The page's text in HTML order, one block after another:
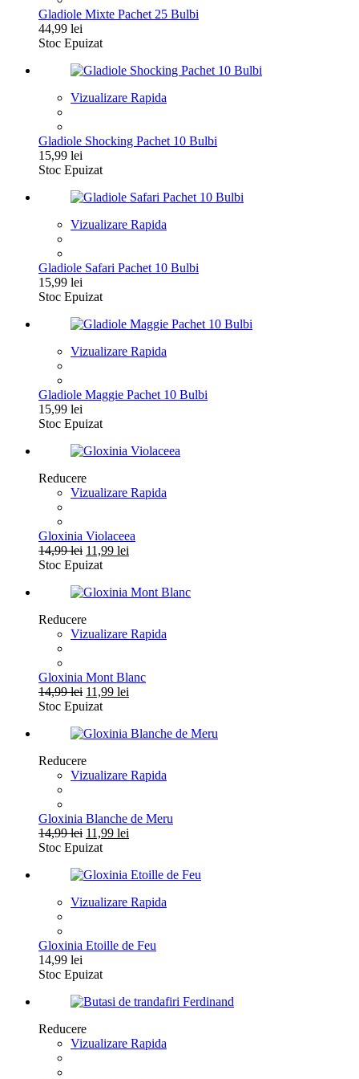
Gladiole Mixte Pachet 25 Bulbi
44,99 lei
Stoc Epuizat
Vizualizare Rapida
Gladiole Shocking Pachet 10 Bulbi
15,99 lei
Stoc Epuizat
Vizualizare Rapida
Gladiole Safari Pachet 10 Bulbi
15,99 lei
Stoc Epuizat
Vizualizare Rapida
Gladiole Maggie Pachet 10 Bulbi
15,99 lei
Stoc Epuizat
Reducere
Vizualizare Rapida
Gloxinia Violaceea
14,99lei Prețul
inițial
fost:
11,99 lei
11,99 lei.
Stoc Epuizat
Reducere
Vizualizare Rapida
Gloxinia Mont Blanc
14,99lei Prețul
inițial
fost:
11,99 lei
11,99 lei.
Stoc Epuizat
Reducere
Vizualizare Rapida
Gloxinia Blanche de Meru
14,99lei Prețul
inițial
fost:
11,99 lei
11,99 lei.
Stoc Epuizat
Vizualizare Rapida
Gloxinia Etoille de Feu
14,99 lei
Stoc Epuizat
Reducere
Vizualizare Rapida